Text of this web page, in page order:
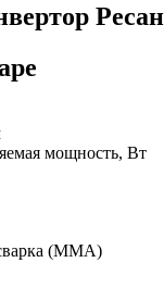
мощность, Вт
(ММА)